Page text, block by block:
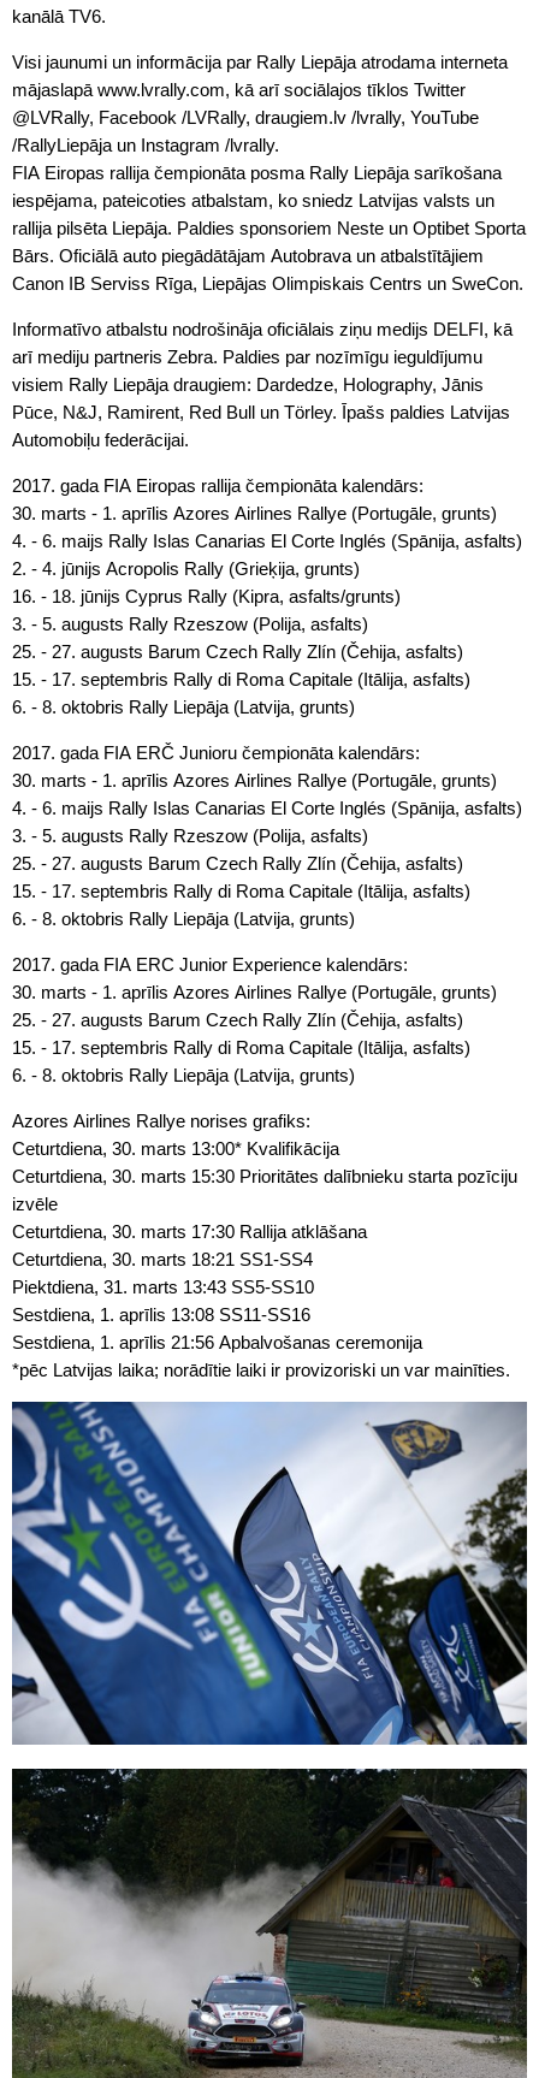
kanālā TV6.
Visi jaunumi un informācija par Rally Liepāja atrodama interneta
mājaslapā www.lvrally.com, kā arī sociālajos tīklos Twitter
@LVRally, Facebook /LVRally, draugiem.lv /lvrally, YouTube
/RallyLiepāja un Instagram /lvrally.
FIA Eiropas rallija čempionāta posma Rally Liepāja sarīkošana
iespējama, pateicoties atbalstam, ko sniedz Latvijas valsts un
rallija pilsēta Liepāja. Paldies sponsoriem Neste un Optibet Sporta
Bārs. Oficiālā auto piegādātājam Autobrava un atbalstītājiem
Canon IB Serviss Rīga, Liepājas Olimpiskais Centrs un SweCon.
Informatīvo atbalstu nodrošināja oficiālais ziņu medijs DELFI, kā
arī mediju partneris Zebra. Paldies par nozīmīgu ieguldījumu
visiem Rally Liepāja draugiem: Dardedze, Holography, Jānis
Pūce, N&J, Ramirent, Red Bull un Törley. Īpašs paldies Latvijas
Automobiļu federācijai.
2017. gada FIA Eiropas rallija čempionāta kalendārs:
30. marts - 1. aprīlis Azores Airlines Rallye (Portugāle, grunts)
4. - 6. maijs Rally Islas Canarias El Corte Inglés (Spānija, asfalts)
2. - 4. jūnijs Acropolis Rally (Grieķija, grunts)
16. - 18. jūnijs Cyprus Rally (Kipra, asfalts/grunts)
3. - 5. augusts Rally Rzeszow (Polija, asfalts)
25. - 27. augusts Barum Czech Rally Zlín (Čehija, asfalts)
15. - 17. septembris Rally di Roma Capitale (Itālija, asfalts)
6. - 8. oktobris Rally Liepāja (Latvija, grunts)
2017. gada FIA ERČ Junioru čempionāta kalendārs:
30. marts - 1. aprīlis Azores Airlines Rallye (Portugāle, grunts)
4. - 6. maijs Rally Islas Canarias El Corte Inglés (Spānija, asfalts)
3. - 5. augusts Rally Rzeszow (Polija, asfalts)
25. - 27. augusts Barum Czech Rally Zlín (Čehija, asfalts)
15. - 17. septembris Rally di Roma Capitale (Itālija, asfalts)
6. - 8. oktobris Rally Liepāja (Latvija, grunts)
2017. gada FIA ERC Junior Experience kalendārs:
30. marts - 1. aprīlis Azores Airlines Rallye (Portugāle, grunts)
25. - 27. augusts Barum Czech Rally Zlín (Čehija, asfalts)
15. - 17. septembris Rally di Roma Capitale (Itālija, asfalts)
6. - 8. oktobris Rally Liepāja (Latvija, grunts)
Azores Airlines Rallye norises grafiks:
Ceturtdiena, 30. marts 13:00* Kvalifikācija
Ceturtdiena, 30. marts 15:30 Prioritātes dalībnieku starta pozīciju
izvēle
Ceturtdiena, 30. marts 17:30 Rallija atklāšana
Ceturtdiena, 30. marts 18:21 SS1-SS4
Piektdiena, 31. marts 13:43 SS5-SS10
Sestdiena, 1. aprīlis 13:08 SS11-SS16
Sestdiena, 1. aprīlis 21:56 Apbalvošanas ceremonija
*pēc Latvijas laika; norādītie laiki ir provizoriski un var mainīties.